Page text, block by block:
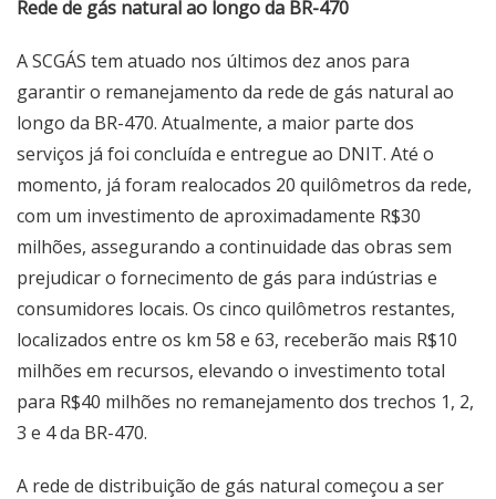
Rede de gás natural ao longo da BR-470
A SCGÁS tem atuado nos últimos dez anos para
garantir o remanejamento da rede de gás natural ao
longo da BR-470. Atualmente, a maior parte dos
serviços já foi concluída e entregue ao DNIT. Até o
momento, já foram realocados 20 quilômetros da rede,
com um investimento de aproximadamente R$30
milhões, assegurando a continuidade das obras sem
prejudicar o fornecimento de gás para indústrias e
consumidores locais. Os cinco quilômetros restantes,
localizados entre os km 58 e 63, receberão mais R$10
milhões em recursos, elevando o investimento total
para R$40 milhões no remanejamento dos trechos 1, 2,
3 e 4 da BR-470.
A rede de distribuição de gás natural começou a ser